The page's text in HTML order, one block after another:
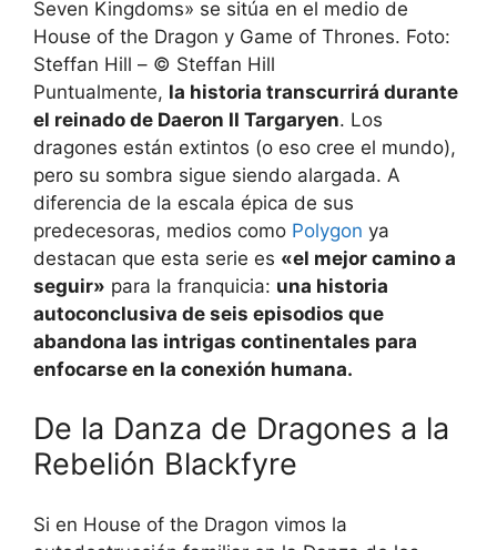
Seven Kingdoms» se sitúa en el medio de
House of the Dragon y Game of Thrones. Foto:
Steffan Hill – © Steffan Hill
Puntualmente, la historia transcurrirá durante
el reinado de Daeron II Targaryen. Los
dragones están extintos (o eso cree el mundo),
pero su sombra sigue siendo alargada. A
diferencia de la escala épica de sus
predecesoras, medios como Polygon ya
destacan que esta serie es «el mejor camino a
seguir» para la franquicia: una historia
autoconclusiva de seis episodios que
abandona las intrigas continentales para
enfocarse en la conexión humana.
De la Danza de Dragones a la
Rebelión Blackfyre
Si en House of the Dragon vimos la